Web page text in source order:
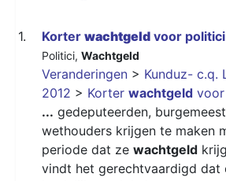
1. Korter wachtgeld voor politici
Politici, Wachtgeld
Veranderingen > Kunduz- c.q.
2012 > Korter wachtgeld
... gedeputeerden,
wethouders krijgen te maken
periode dat ze wachtgeld
vindt het gerechtvaardigd dat